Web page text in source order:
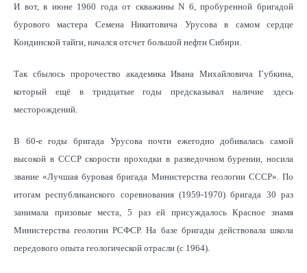
И вот, в июне 1960 года от скважины N 6, пробуренной бригадой
бурового мастера Семена Никитовича Урусова в самом сердце
Кондинской тайги, начался отсчет большой нефти Сибири.
Так сбылось пророчество академика Ивана Михайловича Губкина,
который ещё в тридцатые годы предсказывал наличие здесь
месторождений.
В 60-е годы бригада Урусова почти ежегодно добивалась самой
высокой в СССР скорости проходки в разведочном бурении, носила
звание «Лучшая буровая бригада Министерства геологии СССР». По
итогам республиканского соревнования (1959-1970) бригада 30 раз
занимала призовые места, 5 раз ей присуждалось Красное знамя
Министерства геологии РСФСР. На базе бригады действовала школа
передового опыта геологической отрасли (с 1964).